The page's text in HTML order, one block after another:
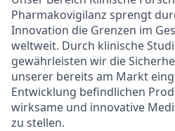
Pharmakovigilanz sprengt
Innovation die Grenzen im
weltweit. Durch klinische
gewährleisten wir die
unserer bereits am Markt
Entwicklung befindlichen
wirksame und innovative
zu stellen.